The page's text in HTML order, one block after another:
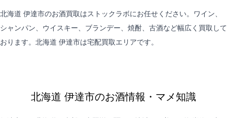
北海道 伊達市のお酒買取はストックラボにお任せください。ワイン、
シャンパン、ウイスキー、ブランデー、焼酎、古酒など幅広く買取して
おります。北海道 伊達市は宅配買取エリアです。
北海道 伊達市のお酒情報・マメ知識